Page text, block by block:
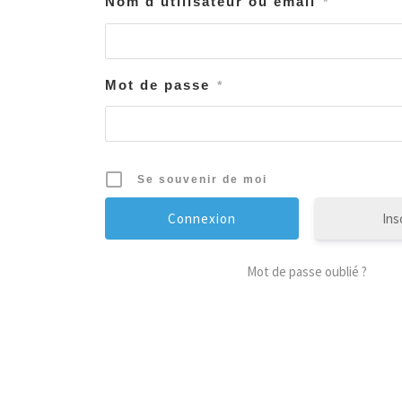
Mot de passe *
Se souvenir de moi
Mot de passe oublié ?